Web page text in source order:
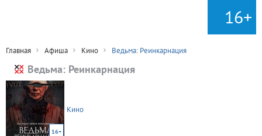
16+
Главная Афиша Кино Ведьма: Реинкарнация
Ведьма: Реинкарнация
16+
Кино